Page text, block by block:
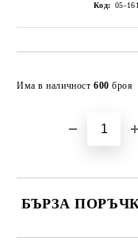
Код: 05-
Има в наличност 600 броя
БЪРЗА